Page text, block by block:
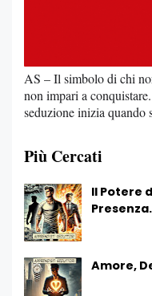
AS – Il simbolo di chi
non impari a
seduzione inizia quando
Più Cercati
Il Potere
Presenza.
Amore,